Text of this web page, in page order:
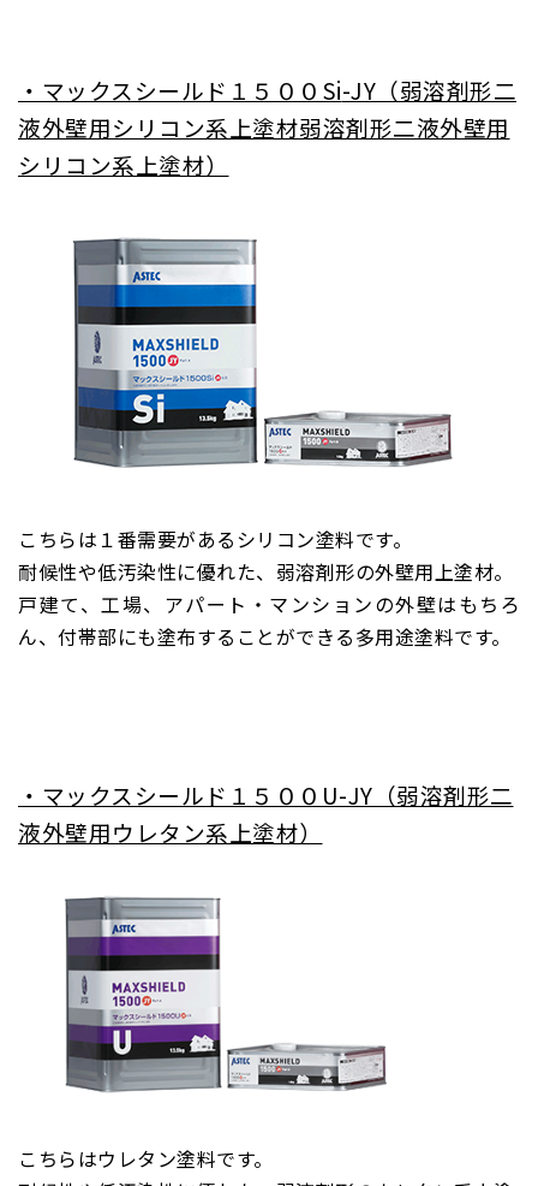
・マックスシールド１５００Si-JY（弱溶剤形二
液外壁用シリコン系上塗材弱溶剤形二液外壁用
シリコン系上塗材）
こちらは１番需要があるシリコン塗料です。
耐候性や低汚染性に優れた、弱溶剤形の外壁用上塗材。
戸建て、工場、アパート・マンションの外壁はもちろ
ん、付帯部にも塗布することができる多用途塗料です。
・マックスシールド１５００U-JY（弱溶剤形二
液外壁用ウレタン系上塗材）
こちらはウレタン塗料です。